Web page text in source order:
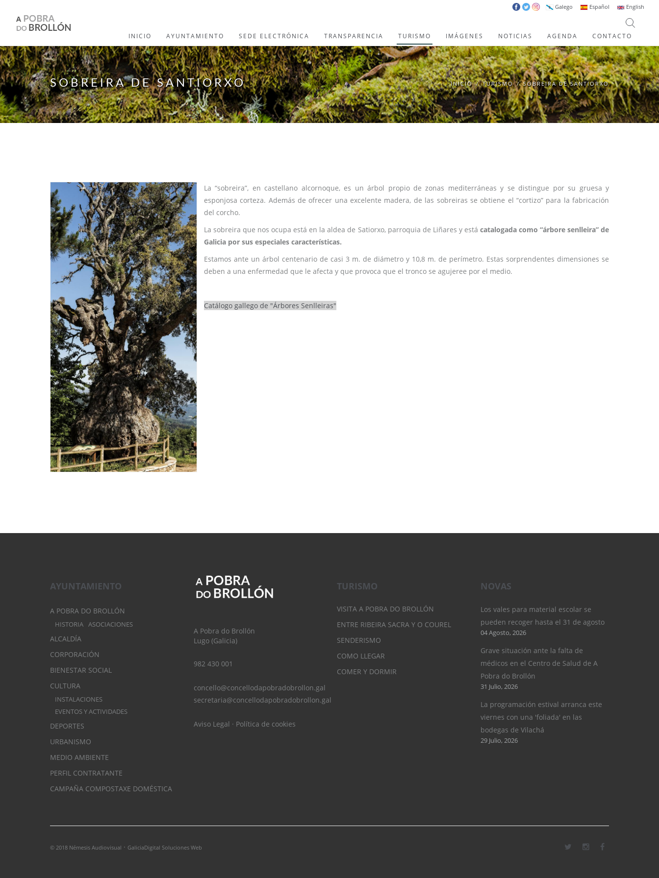
Galego Español English
INICIO AYUNTAMIENTO SEDE ELECTRÓNICA TRANSPARENCIA TURISMO IMÁGENES NOTICIAS AGENDA CONTACTO
SOBREIRA DE SANTIORXO INICIO / TURISMO / SOBREIRA DE SANTIORXO
La “sobreira”, en castellano alcornoque, es un árbol propio de zonas mediterráneas y se distingue por su gruesa y
esponjosa corteza. Además de ofrecer una excelente madera, de las sobreiras se obtiene el “cortizo” para la fabricación
del corcho.
La sobreira que nos ocupa está en la aldea de Satiorxo, parroquia de Liñares y está catalogada como “árbore senlleira” de
Galicia por sus especiales características.
Estamos ante un árbol centenario de casi 3 m. de diámetro y 10,8 m. de perímetro. Estas sorprendentes dimensiones se
deben a una enfermedad que le afecta y que provoca que el tronco se agujeree por el medio.
Catálogo gallego de "Árbores Senlleiras"
AYUNTAMIENTO
A POBRA DO BROLLÓN
HISTORIA ASOCIACIONES
ALCALDÍA
CORPORACIÓN
BIENESTAR SOCIAL
CULTURA
INSTALACIONES
EVENTOS Y ACTIVIDADES
DEPORTES
URBANISMO
MEDIO AMBIENTE
PERFIL CONTRATANTE
CAMPAÑA COMPOSTAXE DOMÉSTICA
A Pobra do Brollón
Lugo (Galicia)
982 430 001
concello@concellodapobradobrollon.gal
secretaria@concellodapobradobrollon.gal
Aviso Legal · Política de cookies
TURISMO
VISITA A POBRA DO BROLLÓN
ENTRE RIBEIRA SACRA Y O COUREL
SENDERISMO
COMO LLEGAR
COMER Y DORMIR
NOVAS
Los vales para material escolar se
pueden recoger hasta el 31 de agosto
04 Agosto, 2026
Grave situación ante la falta de
médicos en el Centro de Salud de A
Pobra do Brollón
31 Julio, 2026
La programación estival arranca este
viernes con una 'foliada' en las
bodegas de Vilachá
29 Julio, 2026
© 2018 Némesis Audiovisual · GaliciaDigital Soluciones Web